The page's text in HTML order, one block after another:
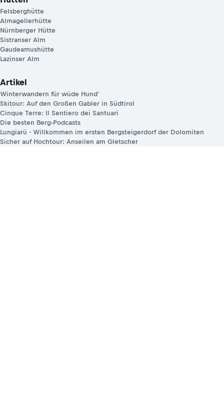
Felsberghütte
Almagellerhütte
Nürnberger Hütte
Sistranser Alm
Gaudeamushütte
Lazinser Alm
Artikel
Winterwandern für wüde Hund'
Skitour: Auf den Großen Gabler in Südtirol
Cinque Terre: Il Sentiero dei Santuari
Die besten Berg-Podcasts
Lungiarü - Willkommen im ersten Bergsteigerdorf der Dolomiten
Sicher auf Hochtour: Anseilen am Gletscher